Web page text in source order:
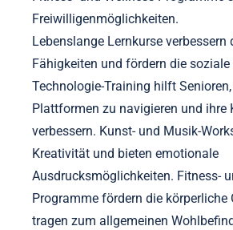
Freiwilligenmöglichkeiten.
Lebenslange Lernkurse verbessern
Fähigkeiten und fördern die
Technologie-Training hilft
Plattformen zu navigieren und ihre
verbessern. Kunst- und Musik-
Kreativität und bieten emotionale
Ausdrucksmöglichkeiten. Fitness-
Programme fördern die körperliche
tragen zum allgemeinen